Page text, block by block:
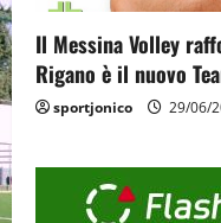
Il Messina Volley
Rigano è il nuovo
sportjonico 29/06/